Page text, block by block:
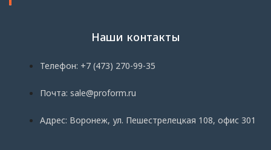
Наши контакты
Телефон: +7 (473) 270-99-35
Почта: sale@proform.ru
Адрес: Воронеж, ул. Пешестрелецкая 108, офис 301